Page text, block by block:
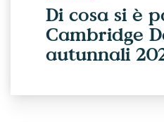
Di cosa si è
Cambridge
autunnali